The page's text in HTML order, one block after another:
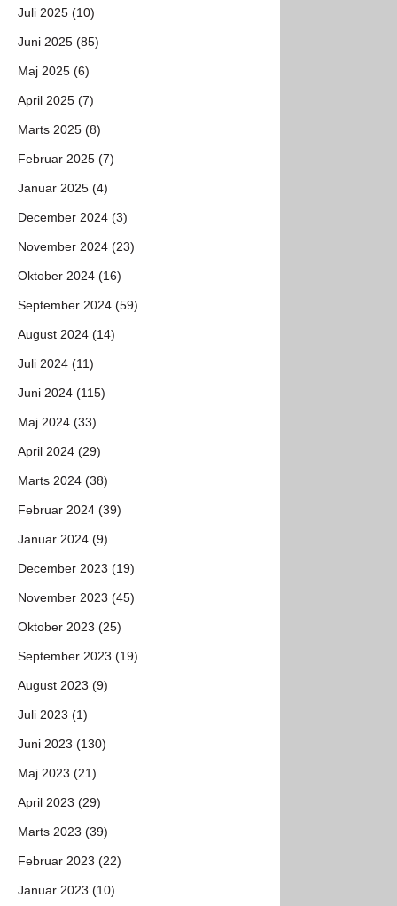
Juli 2025 (10)
Juni 2025 (85)
Maj 2025 (6)
April 2025 (7)
Marts 2025 (8)
Februar 2025 (7)
Januar 2025 (4)
December 2024 (3)
November 2024 (23)
Oktober 2024 (16)
September 2024 (59)
August 2024 (14)
Juli 2024 (11)
Juni 2024 (115)
Maj 2024 (33)
April 2024 (29)
Marts 2024 (38)
Februar 2024 (39)
Januar 2024 (9)
December 2023 (19)
November 2023 (45)
Oktober 2023 (25)
September 2023 (19)
August 2023 (9)
Juli 2023 (1)
Juni 2023 (130)
Maj 2023 (21)
April 2023 (29)
Marts 2023 (39)
Februar 2023 (22)
Januar 2023 (10)